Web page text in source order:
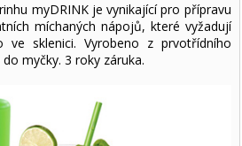
myDRINK je vynikající pro přípravu
míchaných nápojů, které vyžadují
ve sklenici. Vyrobeno z prvotřídního
myčky. 3 roky záruka.